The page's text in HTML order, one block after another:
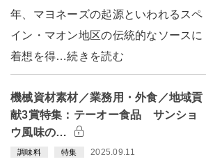
年、マヨネーズの起源といわれるスペ
イン・マオン地区の伝統的なソースに
着想を得…続きを読む
機械資材素材／業務用・外食／地域貢
献3賞特集：テーオー食品 サンショ
ウ風味の…
調味料 特集 2025.09.11